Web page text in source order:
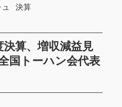
決算、増収減益見
国トーハン会代表
カテゴリー
決算